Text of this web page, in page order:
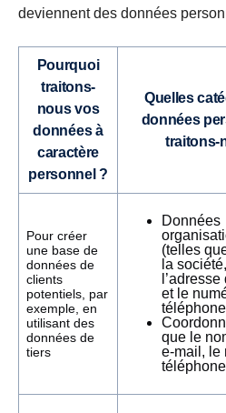
deviennent des données
Pourquoi
traitons-
nous vos
donnéesà
caractère
personnel ?
Quelles catégories de
données
traitons-
Pour créer
une base de
données de
clients
potentiels, par
exemple, en
utilisant des
données de
tiers
Données
(telles
la
et le
que le
e-mail, le